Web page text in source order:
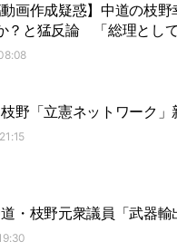
動画作成疑惑】中道の枝
？と猛反論
「総理とし
枝野「立憲ネットワーク
道・枝野元衆議員「武器